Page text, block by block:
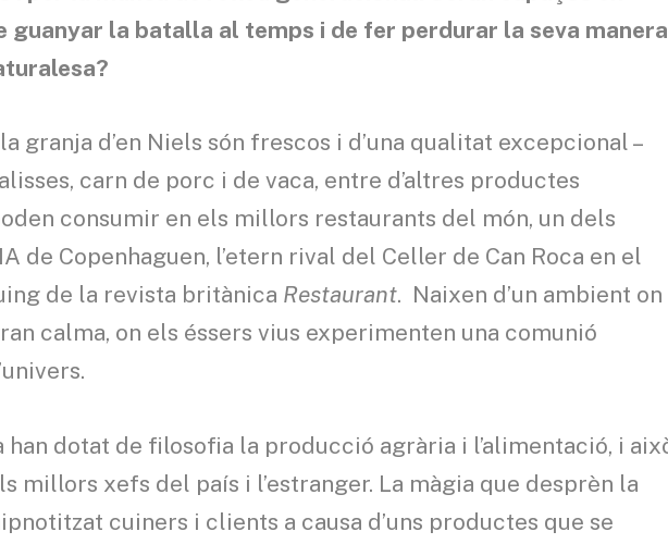
guanyar la batalla al temps i de fer perdurar la seva manera
granja d’en Niels són frescos i d’una qualitat excepcional –
carn de porc i de vaca, entre d’altres productes
consumir en els millors restaurants del món, un dels
de Copenhaguen, l’etern rival del Celler de Can Roca en el
de la revista britànica Restaurant. Naixen d’un ambient on
calma, on els éssers vius experimenten una comunió
han dotat de filosofia la producció agrària i l’alimentació, i
millors xefs del país i l’estranger. La màgia que desprèn la
cuiners i clients a causa d’uns productes que se